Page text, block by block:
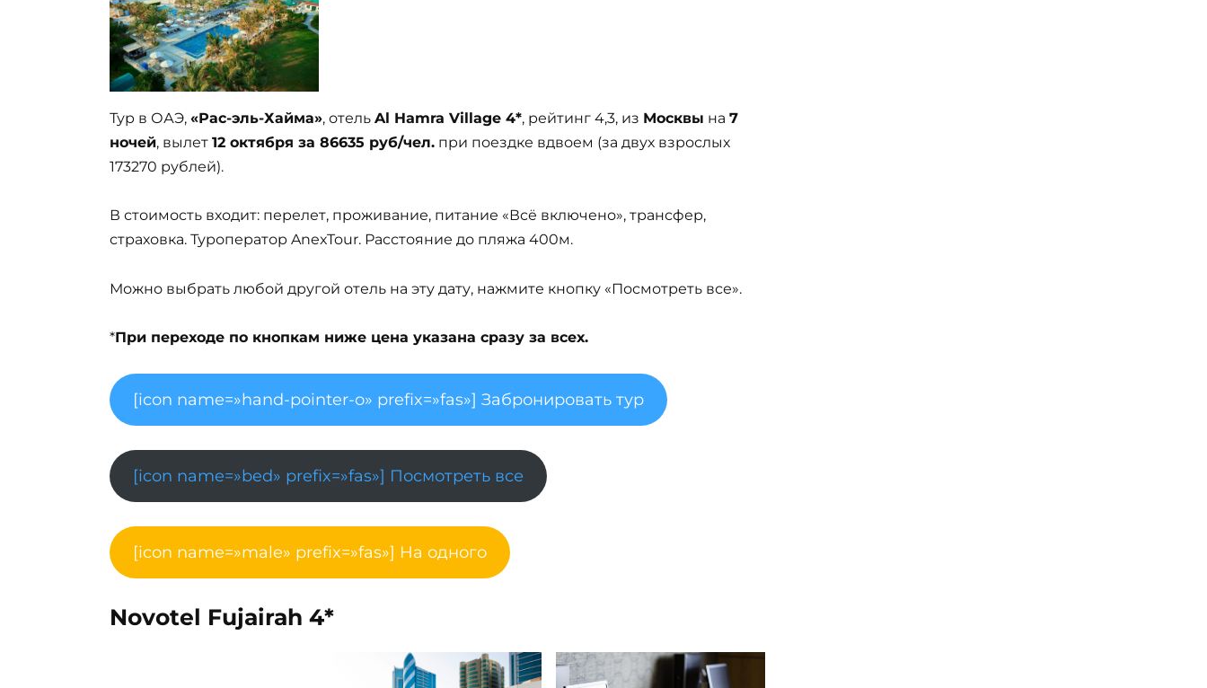
Тур в ОАЭ, «Рас-эль-Хайма», отель Al Hamra Village 4*, рейтинг 4,3, из Москвы на 7
ночей, вылет 12 октября за 86635 руб/чел. при поездке вдвоем (за двух взрослых
173270 рублей).
В стоимость входит: перелет, проживание, питание «Всё включено», трансфер,
страховка. Туроператор AnexTour. Расстояние до пляжа 400м.
Можно выбрать любой другой отель на эту дату, нажмите кнопку «Посмотреть все».
*При переходе по кнопкам ниже цена указана сразу за всех.
[icon name=»hand-pointer-o» prefix=»fas»] Забронировать тур
[icon name=»bed» prefix=»fas»] Посмотреть все
[icon name=»male» prefix=»fas»] На одного
Novotel Fujairah 4*